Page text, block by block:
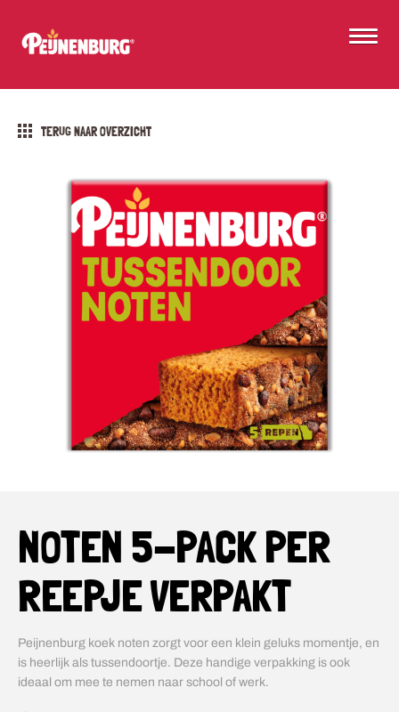
TERUG NAAR OVERZICHT
NOTEN 5-PACK PER
REEPJE VERPAKT
Peijnenburg koek noten zorgt voor een klein geluks momentje, en
is heerlijk als tussendoortje. Deze handige verpakking is ook
ideaal om mee te nemen naar school of werk.